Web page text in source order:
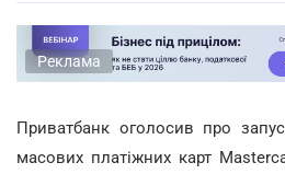
Реклама
Приватбанк оголосив про
масових платіжних карт